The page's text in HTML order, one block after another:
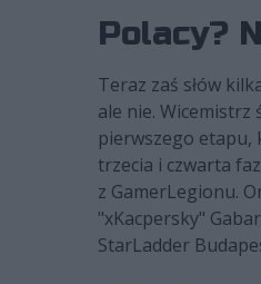
Polacy?
Teraz zaś słów
ale nie. Wicemistrz
pierwszego etapu,
trzecia i czwarta
z GamerLegionu.
"xKacpersky"
StarLadder